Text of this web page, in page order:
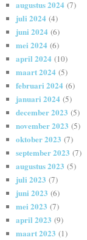
augustus 2024 (7)
juli 2024 (4)
juni 2024 (6)
mei 2024 (6)
april 2024 (10)
maart 2024 (5)
februari 2024 (6)
januari 2024 (5)
december 2023 (5)
november 2023 (5)
oktober 2023 (7)
september 2023 (7)
augustus 2023 (5)
juli 2023 (7)
juni 2023 (6)
mei 2023 (7)
april 2023 (9)
maart 2023 (1)